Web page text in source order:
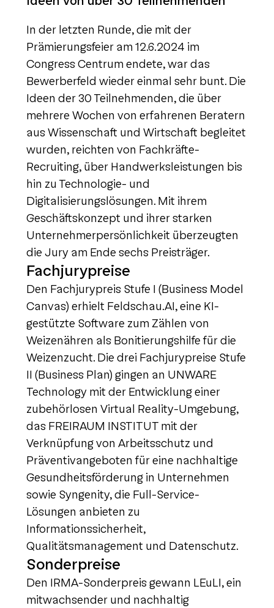
In der letzten Runde, die mit der
Prämierungsfeier am 12.6.2024 im
Congress Centrum endete, war das
Bewerberfeld wieder einmal sehr bunt. Die
Ideen der 30 Teilnehmenden, die über
mehrere Wochen von erfahrenen Beratern
aus Wissenschaft und Wirtschaft begleitet
wurden, reichten von Fachkräfte-
Recruiting, über Handwerksleistungen bis
hin zu Technologie- und
Digitalisierungslösungen. Mit ihrem
Geschäftskonzept und ihrer starken
Unternehmerpersönlichkeit überzeugten
die Jury am Ende sechs Preisträger.
Fachjurypreise
Den Fachjurypreis Stufe I (Business Model
Canvas) erhielt Feldschau.AI, eine KI-
gestützte Software zum Zählen von
Weizenähren als Bonitierungshilfe für die
Weizenzucht. Die drei Fachjurypreise Stufe
II (Business Plan) gingen an UNWARE
Technology mit der Entwicklung einer
zubehörlosen Virtual Reality-Umgebung,
das FREIRAUM INSTITUT mit der
Verknüpfung von Arbeitsschutz und
Präventivangeboten für eine nachhaltige
Gesundheitsförderung in Unternehmen
sowie Syngenity, die Full-Service-
Lösungen anbieten zu
Informationssicherheit,
Qualitätsmanagement und Datenschutz.
Sonderpreise
Den IRMA-Sonderpreis gewann LEuLI, ein
mitwachsender und nachhaltig